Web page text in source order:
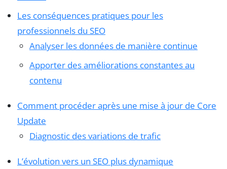
Les conséquences pratiques pour les
professionnels du SEO
Analyser les données de manière continue
Apporter des améliorations constantes au
contenu
Comment procéder après une mise à jour de Core
Update
Diagnostic des variations de trafic
L’évolution vers un SEO plus dynamique